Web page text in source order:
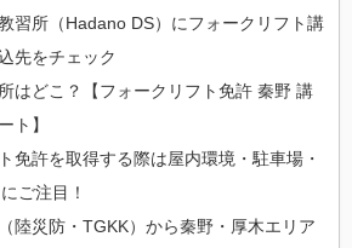
習所（Hadano DS）にフォークリフト講
先をチェック
はどこ？【フォークリフト免許 秦野 講
ト】
免許を取得する際は屋内環境・駐車場・
ご注目！
陸災防・TGKK）から秦野・厚木エリア